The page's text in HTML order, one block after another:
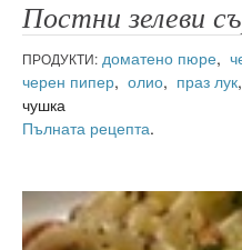
Постни зелеви
ПРОДУКТИ: доматено пюре,
черен пипер, олио, праз лук,
чушка
Пълната рецепта.